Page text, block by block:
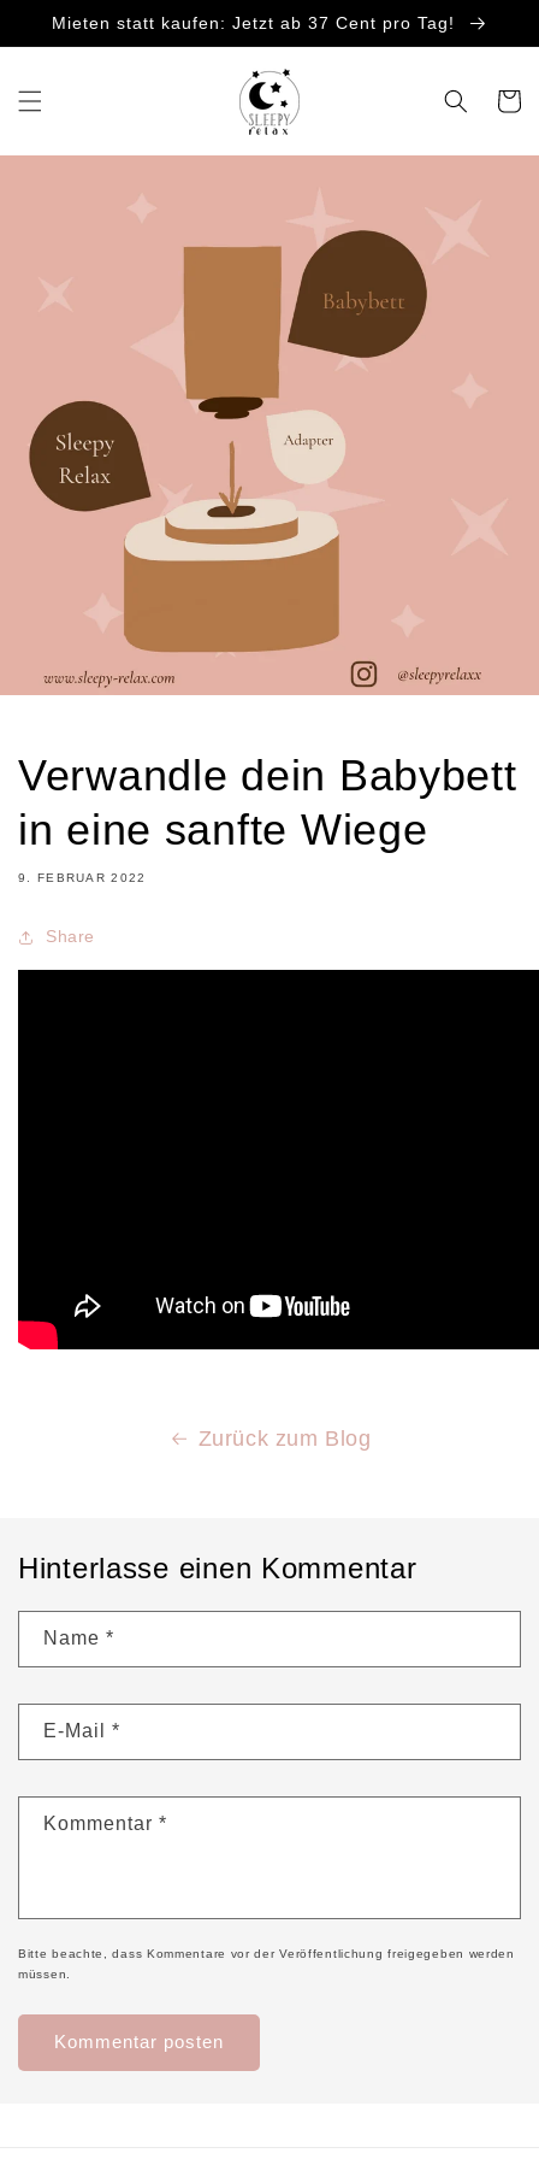
zum
Inhalt
Mieten statt kaufen: Jetzt ab 37 Cent pro Tag!
Verwandle dein Babybett
in eine sanfte Wiege
9. FEBRUAR 2022
Share
Zurück zum Blog
Hinterlasse einen Kommentar
Name *
E-Mail *
Kommentar *
Bitte beachte, dass Kommentare vor der Veröffentlichung freigegeben werden
müssen.